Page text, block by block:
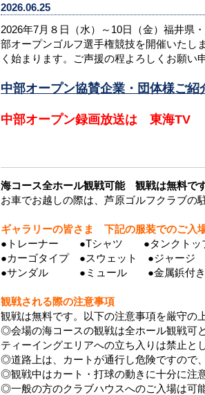
2026.06.25
2026年7月８日（水）～10日（金）福井県
部オープンゴルフ選手権競技を開催いたし
く始まります。ご声援の程よろしくお願い
中部オープン協賛企業・団体様ご紹
中部オープン録画放送は 東海TV
海コース全ホール観戦可能 観戦は無料で
お車でお越しの際は、芦原ゴルフクラブの
ギャラリーの皆さま 下記の服装でのご入
●トレーナー ●Tシャツ ●タンクト
●カーゴタイプ ●スウェット ●ジャー
●サンダル ●ミュール ●金属鋲付き
観戦される際の注意事項
観戦は無料です。以下の注意事項を厳守の
◎会場の海コースの観戦は全ホール観戦可
ティーイングエリアへの立ち入りは禁止と
◎道路上は、カートが通行し危険ですので
◎観戦中はカート・打球の動きに十分に注
◎一般の方のクラブハウスへのご入場は可